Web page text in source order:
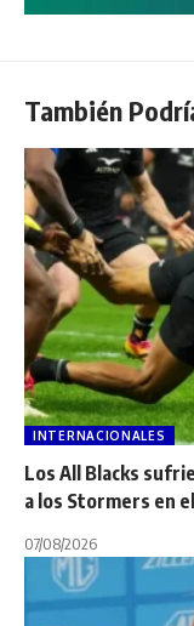
También
INTERNACIONALES
Los All Blacks
a los Stormers en
07/08/2026